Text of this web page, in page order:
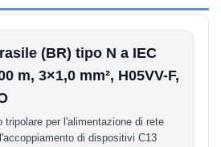
(BR) tipo N a IEC
m, 3×1,0 mm², H05VV-F,
tripolare per l'alimentazione di rete
di dispositivi C13